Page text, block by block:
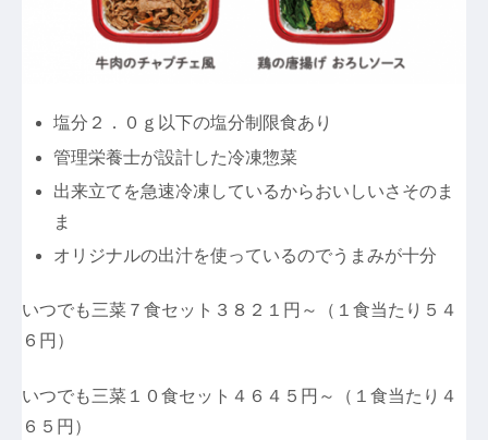
塩分２．０ｇ以下の塩分制限食あり
管理栄養士が設計した冷凍惣菜
出来立てを急速冷凍しているからおいしいさそのま
ま
オリジナルの出汁を使っているのでうまみが十分
いつでも三菜７食セット３８２１円～（１食当たり５４
６円）
いつでも三菜１０食セット４６４５円～（１食当たり４
６５円）